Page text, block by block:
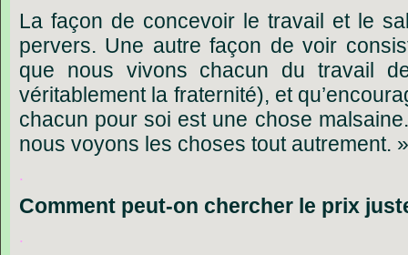
La façon de concevoir le travail et le
pervers. Une autre façon de voir
que nous vivons chacun du travail
véritablement la fraternité), et
chacun pour soi est une chose
nous voyons les choses tout autrement. »
.
Comment peut-on chercher le prix
.